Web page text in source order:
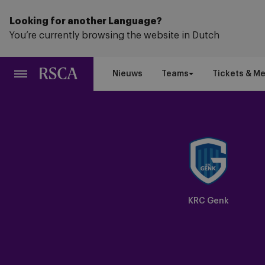
naar
hoofdinhoud
Looking for another Language?
You’re currently browsing the website in Dutch
Nieuws Teams Tickets &
KRC Genk